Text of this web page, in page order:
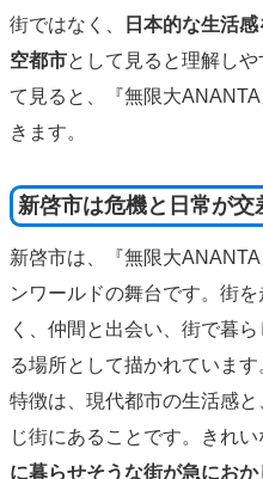
街ではなく、
日本的な生活
空都市として見ると理解し
て見ると、『無限大
きます。
新啓市は危機と日常が交
新啓市は、『無限大
ンワールドの舞台です。街
く、仲間と出会い、街で暮
る場所として描かれています
特徴は、現代都市の生活感
じ街にあることです。きれ
に暮らせそうな街が急におか